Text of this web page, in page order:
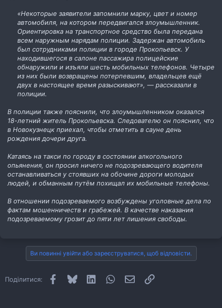
«Некоторые заявители запомнили марку, цвет и номер
автомобиля, на котором передвигался злоумышленник.
Ориентировка на транспортное средство была передана
всем наружным нарядам полиции. Задержан автомобиль
был сотрудниками полиции в городе Прокопьевск. У
находившегося в салоне пассажира полицейские
обнаружили и изъяли шесть мобильных телефонов. Четыре
из них были возвращены потерпевшим, владельцев ещё
двух в настоящее время разыскивают», — рассказали в
полиции.
В полиции также пояснили, что злоумышленником оказался
18-летний житель Прокопьевска. Следователю он пояснил, что
в Новокузнецк приехал, чтобы отметить в сауне день
рождения дочери друга.
Катаясь на такси по городу в состоянии алкогольного
опьянения, он просил ничего не подозревающего водителя
останавливаться у стоявших на обочине дороги молодых
людей, и обманным путём похищал их мобильные телефоны.
В отношении подозреваемого возбуждены уголовные дела по
фактам мошенничеств и грабежей. В качестве наказания
подозреваемому грозит до пяти лет лишения свободы.
Ви повинні увійти або зареєструватися, щоб відповісти.
Поділитися: Facebook
Bluesky LinkedInWhatsApp
E-mailПосилання